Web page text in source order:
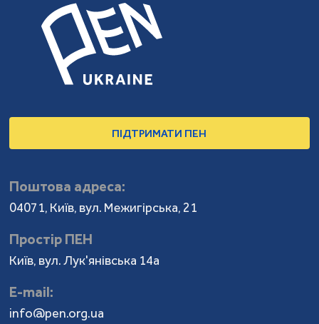
ПІДТРИМАТИ ПЕН
Поштова адреса:
04071, Київ, вул. Межигірська, 21
Простір ПЕН
Київ, вул. Лук'янівська 14а
Е-mail:
info@pen.org.ua